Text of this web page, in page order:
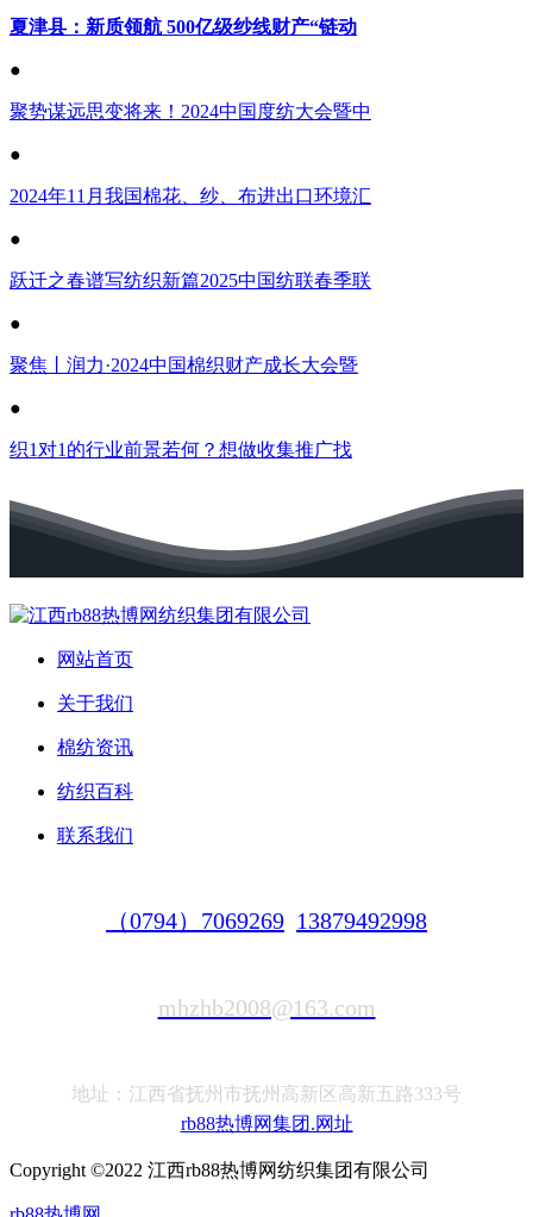
夏津县：新质领航 500亿级纱线财产“链动
●
聚势谋远思变将来！2024中国度纺大会暨中
●
2024年11月我国棉花、纱、布进出口环境汇
●
跃迁之春谱写纺织新篇2025中国纺联春季联
●
聚焦丨润力·2024中国棉织财产成长大会暨
●
织1对1的行业前景若何？想做收集推广找
网站首页
关于我们
棉纺资讯
纺织百科
联系我们
（0794）7069269 13879492998
mhzhb2008@163.com
地址：江西省抚州市抚州高新区高新五路333号
rb88热博网集团.网址
Copyright ©2022 江西rb88热博网纺织集团有限公司